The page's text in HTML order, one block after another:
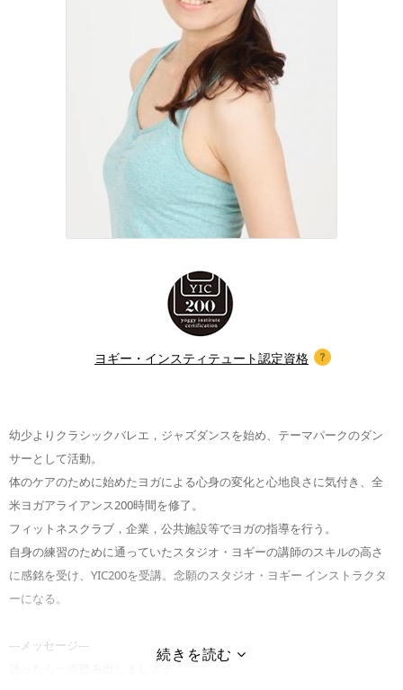
ヨギー・インスティテュート認定資格
幼少よりクラシックバレエ，ジャズダンスを始め、テーマパークのダン
サーとして活動。
体のケアのために始めたヨガによる心身の変化と心地良さに気付き、全
米ヨガアライアンス200時間を修了。
フィットネスクラブ，企業，公共施設等でヨガの指導を行う。
自身の練習のために通っていたスタジオ・ヨギーの講師のスキルの高さ
に感銘を受け、YIC200を受講。念願のスタジオ・ヨギー インストラクタ
ーになる。
---メッセージ---